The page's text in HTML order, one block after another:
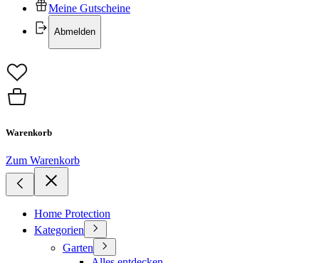
Meine Gutscheine
Abmelden
Warenkorb
Zum Warenkorb
Home Protection
Kategorien
Garten